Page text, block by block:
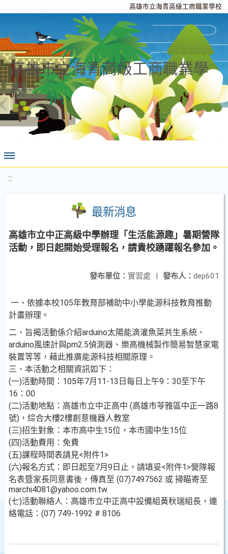
高雄市立海青高級工商職業學校
高雄市立海青高級工商職業學
校
:::
最新消息
高雄市立中正高級中學辦理「生活能源趣」暑期營隊
活動，即日起開始受理報名，請貴校踴躍報名參加。
發布人： dep601
發布單位： 實習處 |
一、依據本校105年教育部補助中小學能源科技教育推動
計畫辦理。
二、旨揭活動係介紹arduino太陽能滴灌魚菜共生系統、
arduino風速計與pm2.5偵測器、樂高機械製作簡易智慧家電
裝置等等，藉此推廣能源科技相關原理。
三、本活動之相關資訊如下：
(一)活動時間：105年7月11-13日每日上午9：30至下午
16：00
(二)活動地點：高雄市立中正高中 (高雄市苓雅區中正一路8
號)，綜合大樓2樓創意機器人教室
(三)招生對象：本市高中生15位，本市國中生15位
(四)活動費用：免費
(五)課程時間表請見<附件1>
(六)報名方式：即日起至7月9日止，請填妥<附件1>營隊報
名表暨家長同意書後，傳真至 (07)7497562 或 掃瞄寄至
marchi4081@yahoo.com.tw
(七)活動聯絡人：高雄市立中正高中設備組黃秋瑞組長，連
絡電話：(07) 749-1992 # 8106